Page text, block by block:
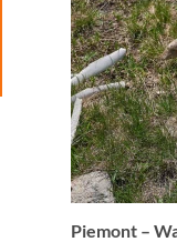
Piemont –